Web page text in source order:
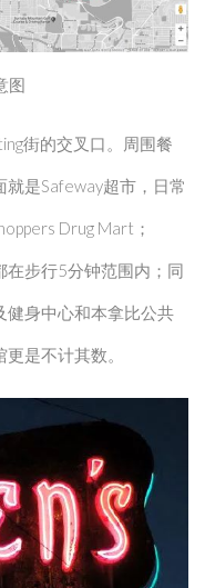
图
街的交叉口。周围餐
是Safeway超市，日常
Drug Mart；
在步行5分钟范围内；同
健身中心和本拿比公共
是不计其数。